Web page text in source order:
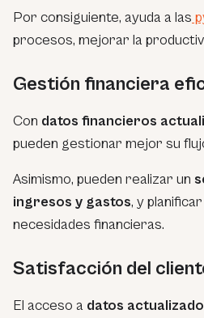
Por consiguiente, ayuda a las
procesos, mejorar la
Gestión financiera
Con datos financieros
pueden gestionar mejor su
Asimismo, pueden realizar un
ingresos y gastos, y
necesidades financieras.
Satisfacción del
El acceso a datos